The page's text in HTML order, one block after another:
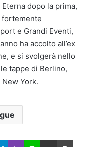
dopo la prima,
fortemente
e Grandi Eventi,
ha accolto all’ex
e si svolgerà nello
tappe di Berlino,
York.
Telegram
ViberLine Condividi via Email